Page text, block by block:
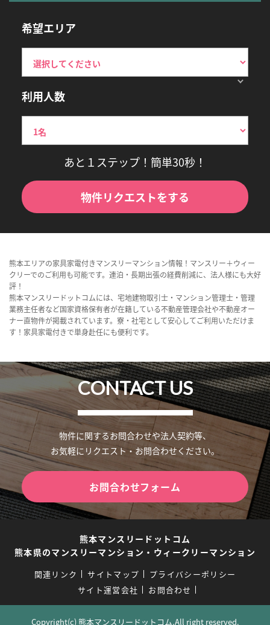
希望エリア
利用人数
あと１ステップ！簡単30秒！
物件リクエストをする
熊本エリアの家具家電付きマンスリーマンション情報！マンスリー＋ウィー
クリーでのご利用も可能です。連泊・長期出張の経費削減に、法人様にも大好
評！
熊本マンスリードットコムには、宅地建物取引士・マンション管理士・管理
業務主任者など国家資格保有者が在籍している不動産管理会社や不動産オー
ナー直物件が掲載されています。寮・社宅として安心してご利用いただけま
す！家具家電付きで単身赴任にも便利です。
CONTACT US
物件に関するお問合わせや法人契約等、
お気軽にリクエスト・お問合わせください。
お問合わせフォーム
熊本マンスリードットコム
熊本県のマンスリーマンション・ウィークリーマンション
関連リンク サイトマップ
プライバシーポリシー
サイト運営会社
お問合わせ
Copyright(c) 熊本マンスリードットコム.All right reserved.